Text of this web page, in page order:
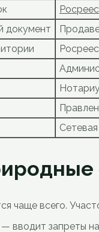
документ
чаще всего.
вводит запреты на